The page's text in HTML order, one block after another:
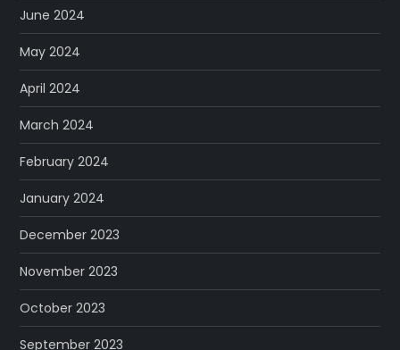
June 2024
May 2024
April 2024
March 2024
February 2024
January 2024
December 2023
November 2023
October 2023
September 2023